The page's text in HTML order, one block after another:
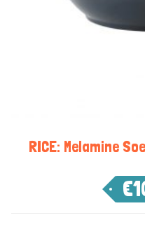
RICE: Melamine
€